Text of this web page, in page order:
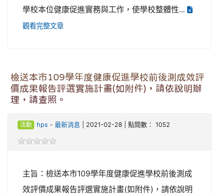
學校本位健康促進實務與工作，使學校整體性...
觀看完整文章
檢送本市109學年度健康促進學校前後測成效評
價成果報告評選實施計畫(如附件)，請依說明辦
理，請查照。
活動 hps - 最新消息 | 2021-02-28 | 點閱數： 1052
主旨：檢送本市109學年度健康促進學校前後測成
效評價成果報告評選實施計畫(如附件)，請依說明